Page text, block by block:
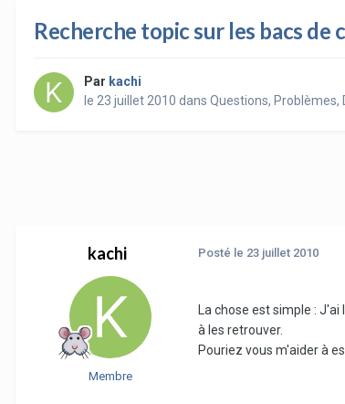
Recherche topic sur les bacs de
Par kachi
le 23 juillet 2010 dans Questions, Problèmes,
kachi
Membre
Posté le 23 juillet 2010
La chose est simple :
à les retrouver.
Pouriez vous m'aider à